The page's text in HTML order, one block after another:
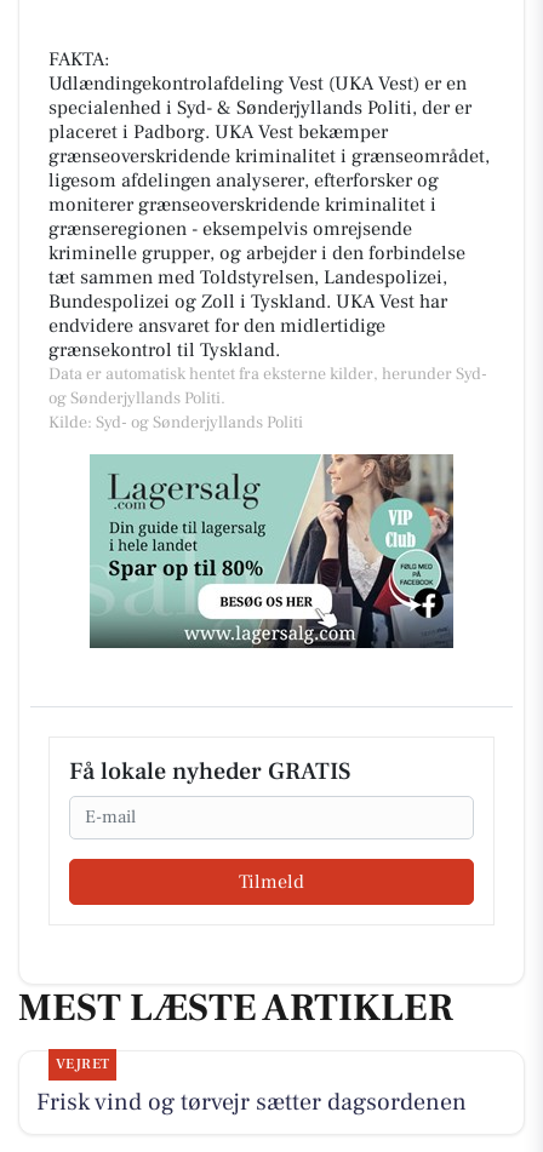
FAKTA:
Udlændingekontrolafdeling Vest (UKA Vest) er en
specialenhed i Syd- & Sønderjyllands Politi, der er
placeret i Padborg. UKA Vest bekæmper
grænseoverskridende kriminalitet i grænseområdet,
ligesom afdelingen analyserer, efterforsker og
moniterer grænseoverskridende kriminalitet i
grænseregionen - eksempelvis omrejsende
kriminelle grupper, og arbejder i den forbindelse
tæt sammen med Toldstyrelsen, Landespolizei,
Bundespolizei og Zoll i Tyskland. UKA Vest har
endvidere ansvaret for den midlertidige
grænsekontrol til Tyskland.
Data er automatisk hentet fra eksterne kilder, herunder Syd-
og Sønderjyllands Politi.
Kilde: Syd- og Sønderjyllands Politi
Få lokale nyheder GRATIS
Email
Tilmeld
MEST LÆSTE ARTIKLER
VEJRET
Frisk vind og tørvejr sætter dagsordenen